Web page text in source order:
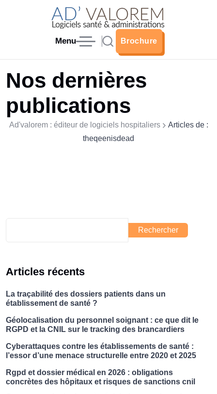
Menu
Brochure
Nos dernières
publications
Ad'valorem : éditeur de logiciels hospitaliers
Articles de :
theqeenisdead
Rechercher
Articles récents
La traçabilité des dossiers patients dans un
établissement de santé ?
Géolocalisation du personnel soignant : ce que dit le
RGPD et la CNIL sur le tracking des brancardiers
Cyberattaques contre les établissements de santé :
l’essor d’une menace structurelle entre 2020 et 2025
Rgpd et dossier médical en 2026 : obligations
concrètes des hôpitaux et risques de sanctions cnil